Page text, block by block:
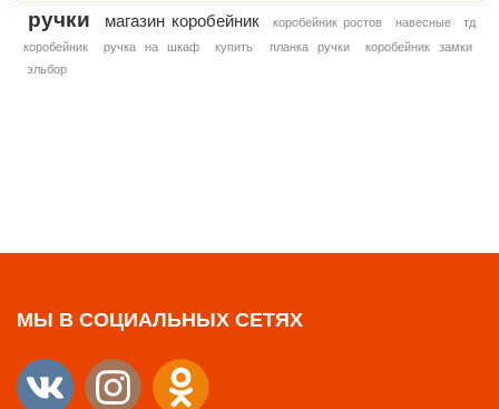
ручки магазин коробейник коробейник ростов навесные
тд
коробейник
ручка на шкаф купить планка ручки
коробейник замки
эльбор
МЫ В СОЦИАЛЬНЫХ СЕТЯХ